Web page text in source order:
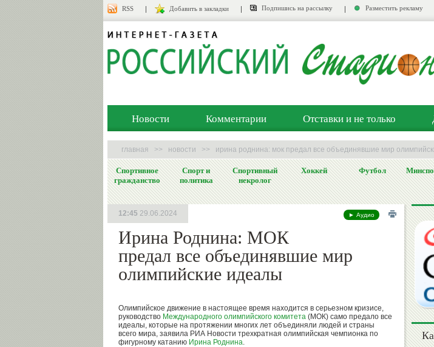
RSS Добавить в закладки Подпишись на рассылку Разместить рекламу
Новости Комментарии Отставки и не только
главная >> новости >> ирина роднина: мок предал все объединявшие мир
Спортивное
гражданство
Спорт и
политика
Спортивный
некролог
Хоккей Футбол
► Аудио
Ирина Роднина: МОК
предал все объединявшие мир
олимпийские идеалы
12:45 29.06.2024
Олимпийское движение в настоящее время находится в серьезном кризисе,
руководство Международного олимпийского комитета (МОК) само предало все
идеалы, которые на протяжении многих лет объединяли людей и страны
всего мира, заявила РИА Новости трехкратная олимпийская чемпионка по
фигурному катанию Ирина Роднина.